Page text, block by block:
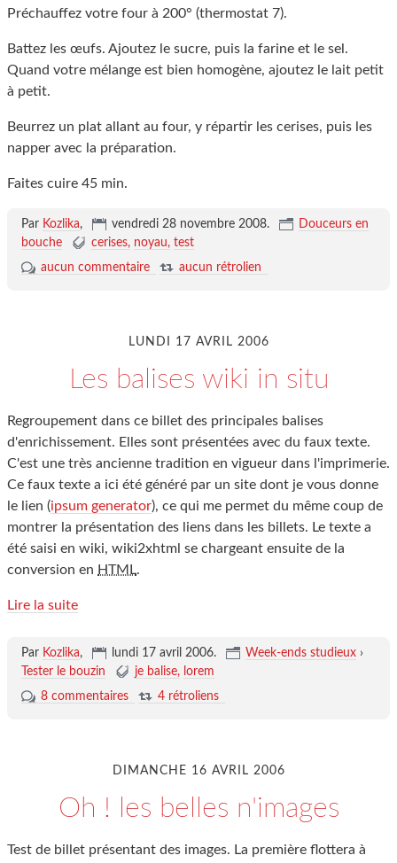
Préchauffez votre four à 200° (thermostat 7).
Battez les œufs. Ajoutez le sucre, puis la farine et le sel.
Quand votre mélange est bien homogène, ajoutez le lait petit
à petit.
Beurrez un plat allant au four, y répartir les cerises, puis les
napper avec la préparation.
Faites cuire 45 min.
Par Kozlika, vendredi 28 novembre 2008.
Douceurs en
bouche
cerises noyau test
aucun commentaire
aucun rétrolien
LUNDI 17 AVRIL 2006
Les balises wiki in situ
Regroupement dans ce billet des principales balises
d'enrichissement. Elles sont présentées avec du faux texte.
C'est une très ancienne tradition en vigueur dans l'imprimerie.
Ce faux texte a ici été généré par un site dont je vous donne
le lien (ipsum generator), ce qui me permet du même coup de
montrer la présentation des liens dans les billets. Le texte a
été saisi en wiki, wiki2xhtml se chargeant ensuite de la
conversion en HTML.
Lire la suite
Par Kozlika, lundi 17 avril 2006. Week-ends studieux›
Tester le bouzin
je balise
lorem
8 commentaires
4 rétroliens
DIMANCHE 16 AVRIL 2006
Oh ! les belles n'images
Test de billet présentant des images. La première flottera à